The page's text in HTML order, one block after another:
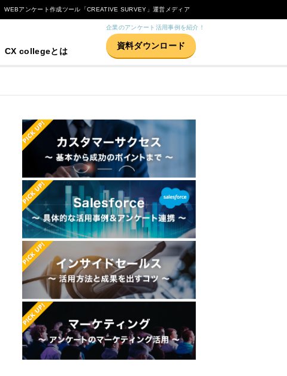
WEBアンケート作成ツール「CREATIVE SURVEY」運営メディア
CX collegeとは
企業のアンケート活用事例を紹介！
資料ダウンロード